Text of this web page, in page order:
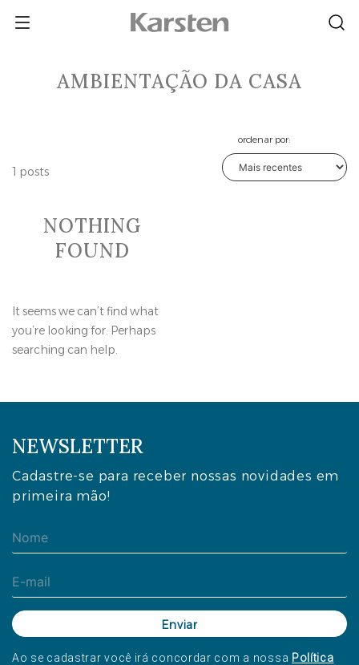
AMBIENTAÇÃO DA CASA
1 posts
ordenar por:
NOTHING
FOUND
It seems we can’t find what
you’re looking for. Perhaps
searching can help.
NEWSLETTER
Cadastre-se para receber nossas novidades em
primeira mão!
Ao se cadastrar você irá concordar com a nossa Política